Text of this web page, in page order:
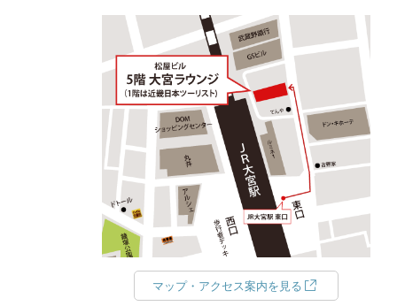
マップ・アクセス案内を見る